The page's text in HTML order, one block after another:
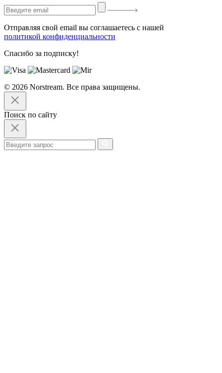
Отправляя свой email вы соглашаетесь с нашей
политикой конфиденциальности
Спасибо за подписку!
© 2026 Norstream. Все права защищены.
Поиск по сайту